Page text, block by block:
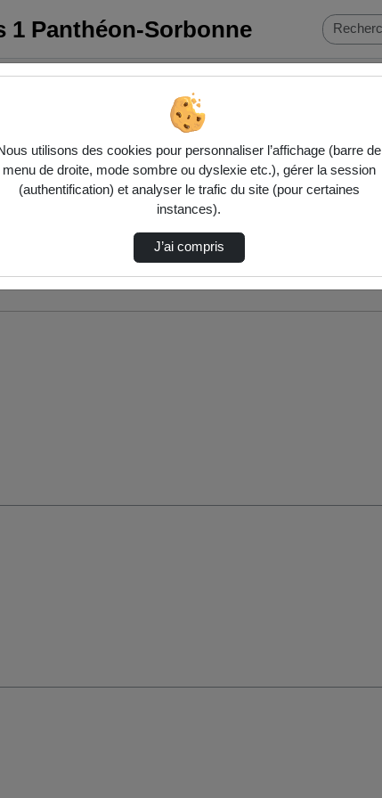
1 Panthéon-Sorbonne
ci-dessous. Consultez les options pour ajuster les résultats.
utilisons des cookies pour personnaliser l’affichage (barre de
menu de droite, mode sombre ou dyslexie etc.), gérer la session
(authentification) et analyser le trafic du site (pour certaines
instances).
J’ai compris